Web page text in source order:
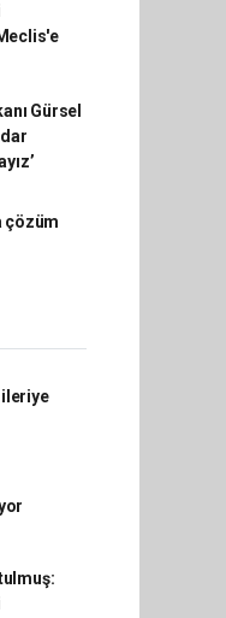
Gürsel
çözüm
ileriye